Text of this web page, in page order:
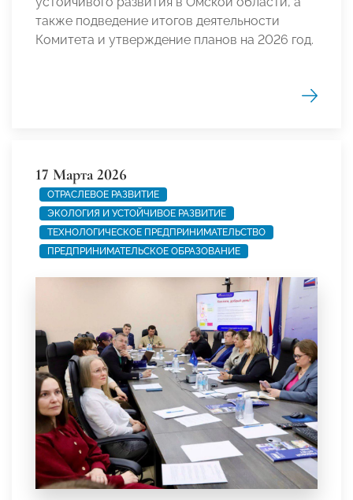
также подведение итогов деятельности
Комитета и утверждение планов на 2026 год.
17 Марта 2026
ОТРАСЛЕВОЕ РАЗВИТИЕ
ЭКОЛОГИЯ И УСТОЙЧИВОЕ РАЗВИТИЕ
ТЕХНОЛОГИЧЕСКОЕ ПРЕДПРИНИМАТЕЛЬСТВО
ПРЕДПРИНИМАТЕЛЬСКОЕ ОБРАЗОВАНИЕ